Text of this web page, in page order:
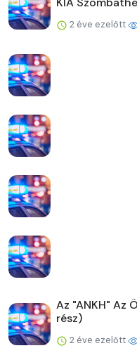
2 éve ezelőtt
Az "ANKH" Az
rész)
2 éve ezelőtt